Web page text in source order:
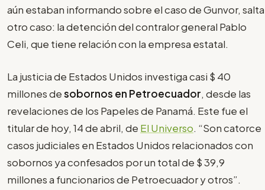
aún estaban informando sobre el caso de Gunvor, salta
otro caso: la detención del contralor general Pablo
Celi, que tiene relación con la empresa estatal.
La justicia de Estados Unidos investiga casi $ 40
millones desobornos en Petroecuador, desde las
revelaciones de los Papeles de Panamá. Este fue el
titular de hoy, 14 de abril, de El Universo. “Son catorce
casos judiciales en Estados Unidos relacionados con
sobornos ya confesados por un total de $ 39,9
millones a funcionarios de Petroecuador y otros”.